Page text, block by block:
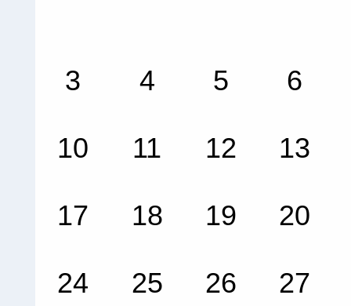
3 4 5 6
10 11 12 13
17 18 19 20
24 25 26 27